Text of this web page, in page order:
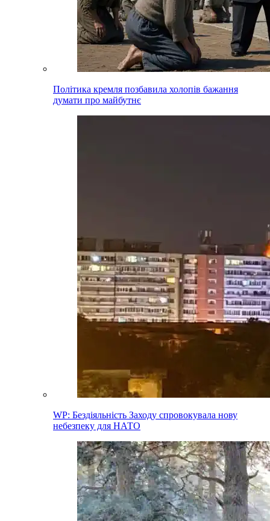
Політика кремля позбавила холопів бажання
думати про майбутнє
WP: Бездіяльність Заходу спровокувала нову
небезпеку для НАТО